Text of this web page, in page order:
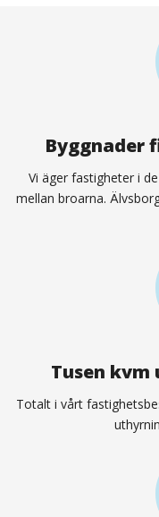
Byggnader
Vi äger fastigheter i
mellan broarna.
Tusen
Totalt i vårt